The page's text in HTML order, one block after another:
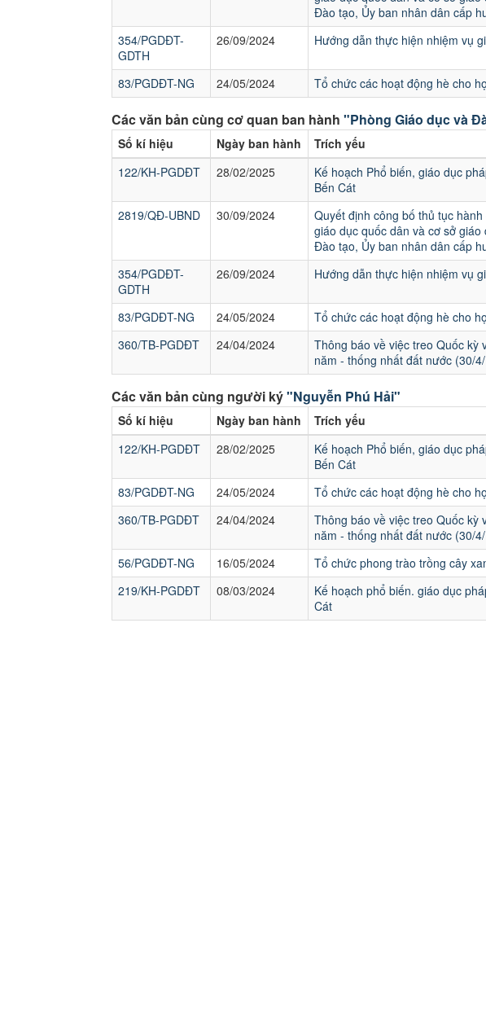
Đào tạo, Ủy ban nhân dân cấp
354/PGDĐT-
GDTH
26/09/2024 Hướng dẫn thực hiện nhiệm vụ
83/PGDĐT-NG 24/05/2024 Tổ chức các hoạt động hè cho
Các văn bản cùng cơ quan ban hành "Phòng Giáo dục và
Số kí hiệu Ngày ban hành
Trích yếu
122/KH-PGDĐT
28/02/2025
Kế hoạch Phổ biến, giáo dục
Bến Cát
2819/QĐ-UBND
30/09/2024
Quyết định công bố thủ tục
giáo dục quốc dân và cơ sở
Đào tạo, Ủy ban nhân dân cấp
354/PGDĐT-
GDTH
26/09/2024 Hướng dẫn thực hiện nhiệm vụ
83/PGDĐT-NG 24/05/2024
Tổ chức các hoạt động hè cho
360/TB-PGDĐT
24/04/2024
Thông báo về việc treo Quốc kỳ
năm - thống nhất đất nước (30/
Các văn bản cùng người ký"Nguyễn Phú Hải"
Số kí hiệu Ngày ban hành
Trích yếu
122/KH-PGDĐT
28/02/2025
Kế hoạch Phổ biến, giáo dục
Bến Cát
83/PGDĐT-NG
24/05/2024
Tổ chức các hoạt động hè cho
360/TB-PGDĐT
24/04/2024
Thông báo về việc treo Quốc kỳ
năm - thống nhất đất nước (30/
56/PGDĐT-NG
16/05/2024
Tổ chức phong trào trồng cây
219/KH-PGDĐT
08/03/2024
Kế hoạch phổ biến. giáo dục
Cát